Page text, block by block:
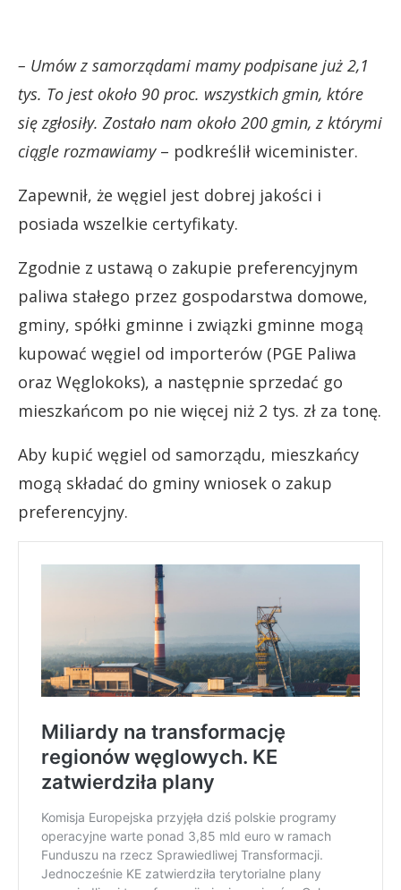
– Umów z samorządami mamy podpisane już 2,1
tys. To jest około 90 proc. wszystkich gmin, które
się zgłosiły. Zostało nam około 200 gmin, z którymi
ciągle rozmawiamy– podkreślił wiceminister.
Zapewnił, że węgiel jest dobrej jakości i
posiada wszelkie certyfikaty.
Zgodnie z ustawą o zakupie preferencyjnym
paliwa stałego przez gospodarstwa domowe,
gminy, spółki gminne i związki gminne mogą
kupować węgiel od importerów (PGE Paliwa
oraz Węglokoks), a następnie sprzedać go
mieszkańcom po nie więcej niż 2 tys. zł za tonę.
Aby kupić węgiel od samorządu, mieszkańcy
mogą składać do gminy wniosek o zakup
preferencyjny.